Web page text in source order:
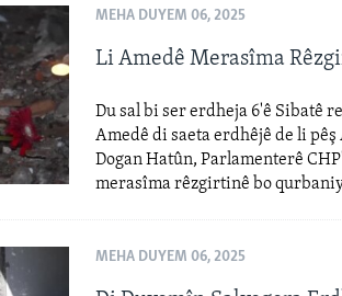
MEHA DUYEM 06, 2025
Li Amedê Merasîma
Du sal bi ser erdheja 6'ê Sibatê
Amedê di saeta erdhêjê de li
Dogan Hatûn, Parlamenterê
merasîma rêzgirtinê bo
MEHA DUYEM 06, 2025